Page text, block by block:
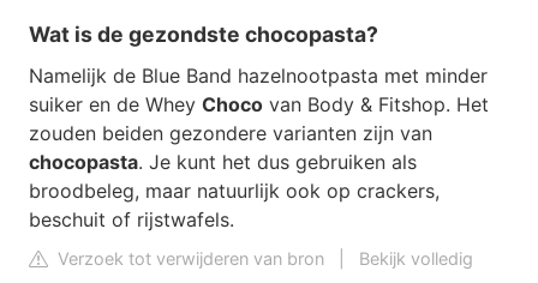
Wat is de gezondste chocopasta?
Namelijk de Blue Band hazelnootpasta met minder
suiker en de Whey Choco van Body & Fitshop. Het
zouden beiden gezondere varianten zijn van
chocopasta. Je kunt het dus gebruiken als
broodbeleg, maar natuurlijk ook op crackers,
beschuit of rijstwafels.
Verzoek tot verwijderen van bron
Bekijk volledig